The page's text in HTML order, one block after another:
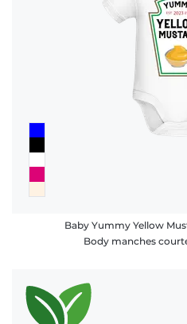
Baby Yummy Yellow
Body manches